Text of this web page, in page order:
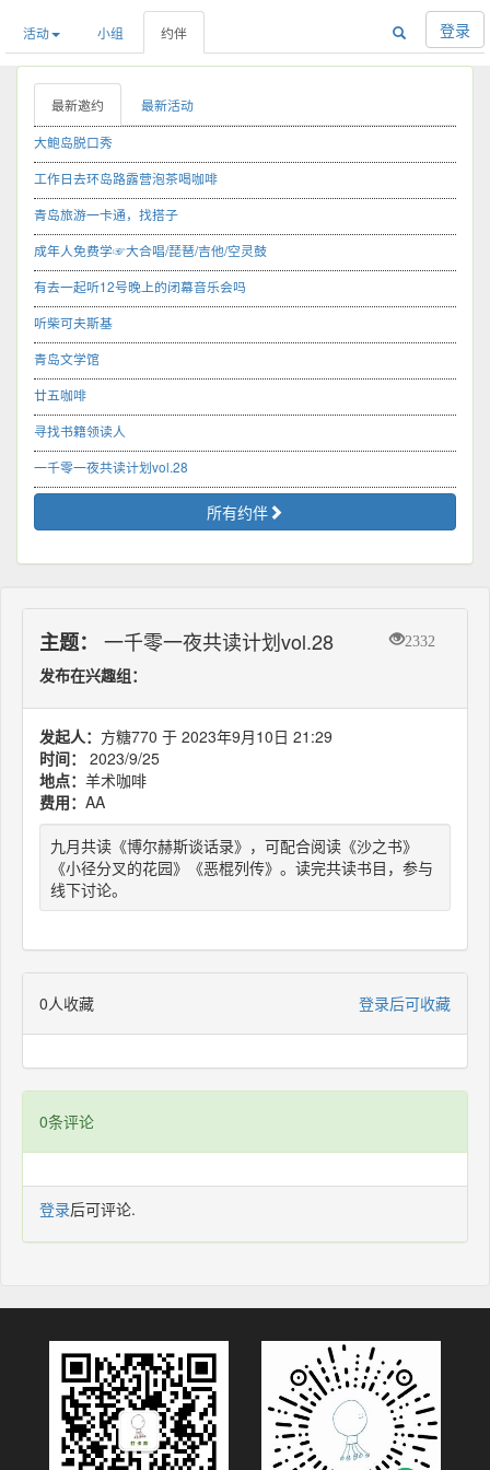
活动 小组 约伴 登录
最新邀约
最新活动
大鲍岛脱口秀
工作日去环岛路露营泡茶喝咖啡
青岛旅游一卡通，找搭子
成年人免费学☞大合唱/琵琶/吉他/空灵鼓
有去一起听12号晚上的闭幕音乐会吗
听柴可夫斯基
青岛文学馆
廿五咖啡
寻找书籍领读人
一千零一夜共读计划vol.28
所有约伴
2332
主题： 一千零一夜共读计划vol.28
发布在兴趣组：
发起人： 方糖770 于 2023年9月10日 21:29
时间：
2023/9/25
地点： 羊术咖啡
费用： AA
九月共读《博尔赫斯谈话录》，可配合阅读《沙之书》
《小径分叉的花园》《恶棍列传》。读完共读书目，参与
线下讨论。
登录后可收藏
0人收藏
0条评论
登录后可评论.